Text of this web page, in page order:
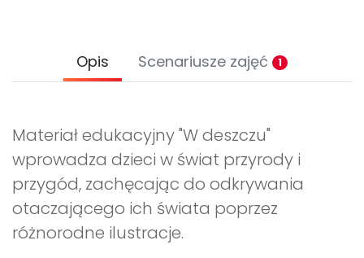
Opis Scenariusze zajęć 1
Materiał edukacyjny "W deszczu"
wprowadza dzieci w świat przyrody i
przygód, zachęcając do odkrywania
otaczającego ich świata poprzez
różnorodne ilustracje.